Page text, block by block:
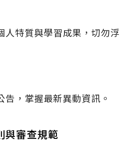
人特質與學習成果，切勿浮
，掌握最新異動資訊。
與審查規範